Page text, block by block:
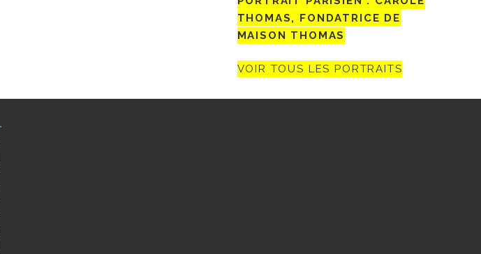
THOMAS, FONDATRICE DE
MAISON THOMAS
VOIR TOUS LES PORTRAITS